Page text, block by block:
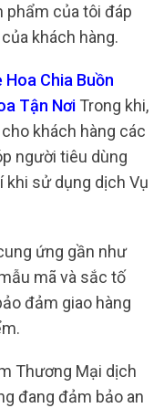
phẩm của tôi đáp
khách hàng.
Hoa Chia Buồn
Tận Nơi Trong khi,
khách hàng các
người tiêu dùng
sử dụng dịch Vụ
ứng gần như
mã và sắc tố
đảm giao hàng
Thương Mại dịch
đang đảm bảo an